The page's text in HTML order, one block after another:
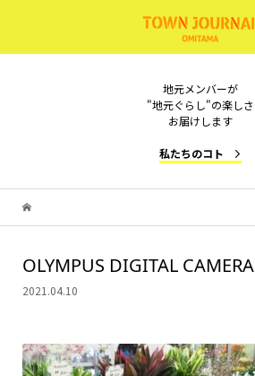
地元メンバーが
"地元ぐらし"の楽しさ
お届けします
私たちのコト
OLYMPUS DIGITAL CAMERA
2021.04.10